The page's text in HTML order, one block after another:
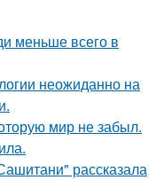
меньше всего в
неожиданно на
мир не забыл.
рассказала